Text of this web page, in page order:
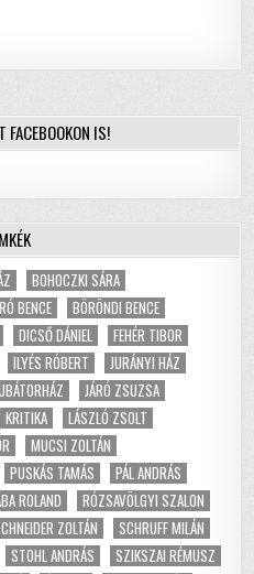
FACEBOOKON IS!
BOHOCZKI SÁRA
BENCE
BÖRÖNDI BENCE
DICSŐ DÁNIEL
FEHÉR TIBOR
ILYÉS RÓBERT
JURÁNYI HÁZ
JÁRÓ ZSUZSA
KRITIKA
LÁSZLÓ ZSOLT
MUCSI ZOLTÁN
PUSKÁS TAMÁS
PÁL ANDRÁS
ROLAND
RÓZSAVÖLGYI SZALON
ZOLTÁN
SCHRUFF MILÁN
STOHL ANDRÁS
SZIKSZAI RÉMUSZ